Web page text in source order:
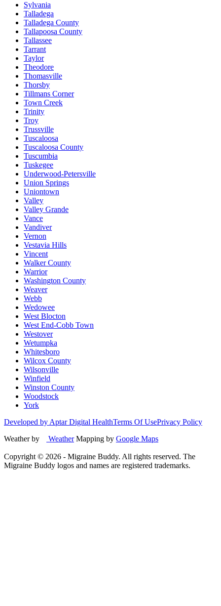
Sylvania
Talladega
Talladega County
Tallapoosa County
Tallassee
Tarrant
Taylor
Theodore
Thomasville
Thorsby
Tillmans Corner
Town Creek
Trinity
Troy
Trussville
Tuscaloosa
Tuscaloosa County
Tuscumbia
Tuskegee
Underwood-Petersville
Union Springs
Uniontown
Valley
Valley Grande
Vance
Vandiver
Vernon
Vestavia Hills
Vincent
Walker County
Warrior
Washington County
Weaver
Webb
Wedowee
West Blocton
West End-Cobb Town
Westover
Wetumpka
Whitesboro
Wilcox County
Wilsonville
Winfield
Winston County
Woodstock
York
Developed by Aptar Digital HealthTerms Of UsePrivacy Policy
Weather by
WeatherMapping by Google Maps
Copyright © 2026 - Migraine Buddy. All rights reserved. The
Migraine Buddy logos and names are registered trademarks.